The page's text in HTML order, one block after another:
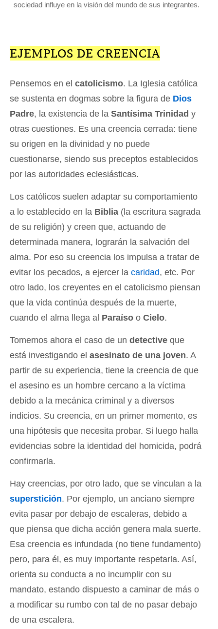
sociedad influye en la visión del mundo de sus integrantes.
EJEMPLOS DE CREENCIA
Pensemos en el catolicismo. La Iglesia católica
se sustenta en dogmas sobre la figura de Dios
Padre, la existencia de la Santísima Trinidad y
otras cuestiones. Es una creencia cerrada: tiene
su origen en la divinidad y no puede
cuestionarse, siendo sus preceptos establecidos
por las autoridades eclesiásticas.
Los católicos suelen adaptar su comportamiento
a lo establecido en la Biblia (la escritura sagrada
de su religión) y creen que, actuando de
determinada manera, lograrán la salvación del
alma. Por eso su creencia los impulsa a tratar de
evitar los pecados, a ejercer la caridad, etc. Por
otro lado, los creyentes en el catolicismo piensan
que la vida continúa después de la muerte,
cuando el alma llega al Paraíso o Cielo.
Tomemos ahora el caso de un detective que
está investigando el asesinato de una joven. A
partir de su experiencia, tiene la creencia de que
el asesino es un hombre cercano a la víctima
debido a la mecánica criminal y a diversos
indicios. Su creencia, en un primer momento, es
una hipótesis que necesita probar. Si luego halla
evidencias sobre la identidad del homicida, podrá
confirmarla.
Hay creencias, por otro lado, que se vinculan a la
superstición. Por ejemplo, un anciano siempre
evita pasar por debajo de escaleras, debido a
que piensa que dicha acción genera mala suerte.
Esa creencia es infundada (no tiene fundamento)
pero, para él, es muy importante respetarla. Así,
orienta su conducta a no incumplir con su
mandato, estando dispuesto a caminar de más o
a modificar su rumbo con tal de no pasar debajo
de una escalera.